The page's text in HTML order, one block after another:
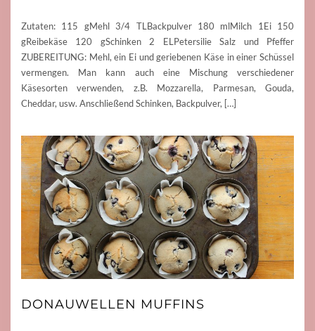
Zutaten: 115 gMehl 3/4 TLBackpulver 180 mlMilch 1Ei 150
gReibekäse 120 gSchinken 2 ELPetersilie Salz und Pfeffer
ZUBEREITUNG: Mehl, ein Ei und geriebenen Käse in einer Schüssel
vermengen. Man kann auch eine Mischung verschiedener
Käsesorten verwenden, z.B. Mozzarella, Parmesan, Gouda,
Cheddar, usw. Anschließend Schinken, Backpulver, […]
DONAUWELLEN MUFFINS